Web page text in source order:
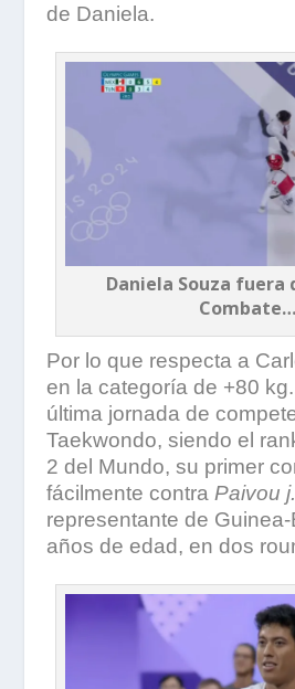
de Daniela.
Daniela Souza fuera
Combate…
Por lo que respecta a
en la categoría de +80
última jornada de
Taekwondo, siendo el
2 del Mundo, su primer
fácilmente contra Paivou
representante de
años de edad, en dos